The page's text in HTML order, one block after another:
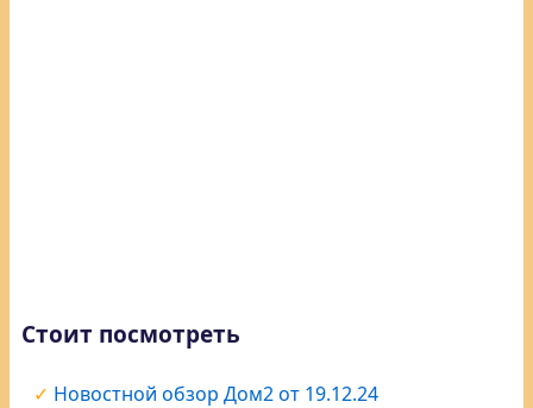
Стоит посмотреть
Новостной обзор Дом2 от 19.12.24